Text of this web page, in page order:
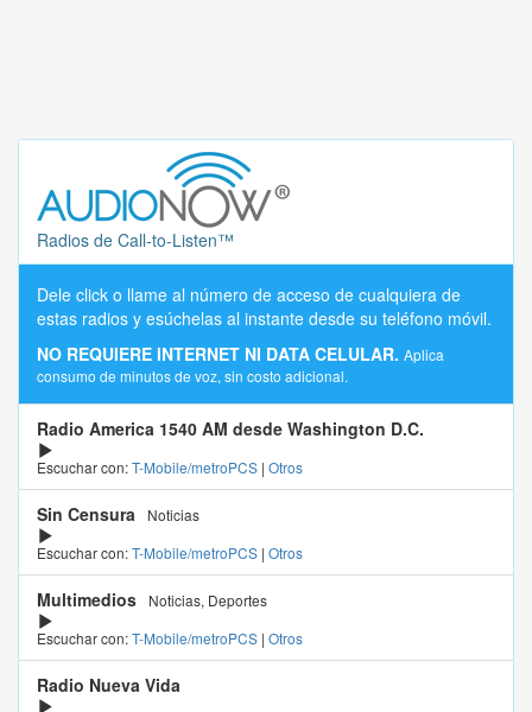
Radios de Call-to-Listen™
Dele click o llame al número de acceso de cualquiera de
estas radios y esúchelas al instante desde su teléfono móvil.
NO REQUIERE INTERNET NI DATA CELULAR. Aplica
consumo de minutos de voz, sin costo adicional.
Radio America 1540 AM desde Washington D.C.
Escuchar con:T-Mobile/metroPCS | Otros
Sin Censura
Noticias
Escuchar con:T-Mobile/metroPCS | Otros
Multimedios
Noticias, Deportes
Escuchar con:T-Mobile/metroPCS | Otros
Radio Nueva Vida